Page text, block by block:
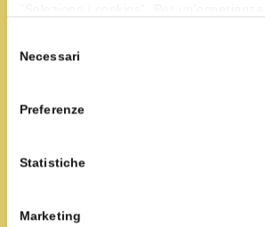
delNecessari
Preferenze
Statistiche
Marketing
Ingredienti
90 g di miele di Arancio e
400 ml di panna fresca
q.b. #zucchero di canna